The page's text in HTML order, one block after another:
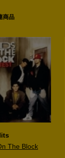
商品
The Block